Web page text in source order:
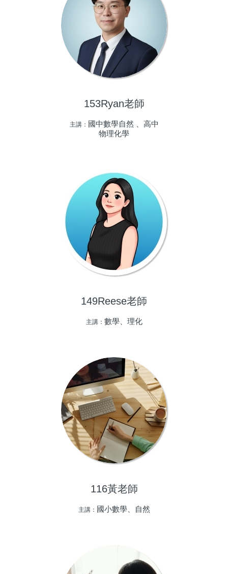
153Ryan老師
主講： 國中數學自然 、高中
物理化學
149Reese老師
主講： 數學、理化
116黃老師
主講： 國小數學、自然